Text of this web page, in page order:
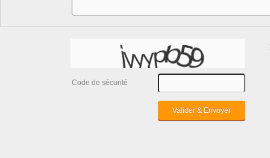
Code de sécurité
Valider & Envoyer